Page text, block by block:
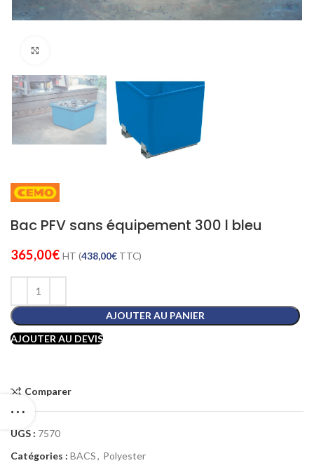
Bac PFV sans équipement 300 l bleu
365,00€ HT (438,00€ TTC)
AJOUTER AU PANIER
AJOUTER AU DEVIS
Comparer
UGS : 7570
Catégories : BACS, Polyester